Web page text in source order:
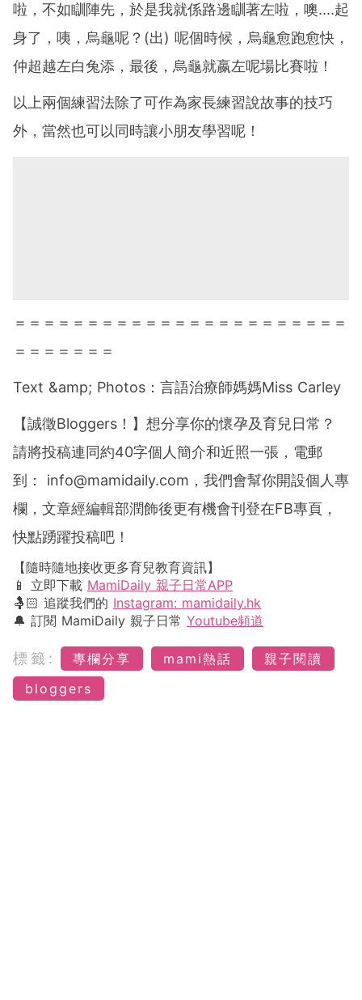
啦，不如瞓陣先，於是我就係路邊瞓著左啦，噢....起
身了，咦，烏龜呢？(出) 呢個時候，烏龜愈跑愈快，
仲超越左白兔添，最後，烏龜就嬴左呢場比賽啦！
以上兩個練習法除了可作為家長練習說故事的技巧
外，當然也可以同時讓小朋友學習呢！
＝＝＝＝＝＝＝＝＝＝＝＝＝＝＝＝＝＝＝＝＝＝＝
＝＝＝＝＝＝＝
Text &amp; Photos：言語治療師媽媽Miss Carley
【誠徵Bloggers！】想分享你的懷孕及育兒日常？
請將投稿連同約40字個人簡介和近照一張，電郵
到： info@mamidaily.com ，我們會幫你開設個人專
欄，文章經編輯部潤飾後更有機會刊登在FB專頁，
快點踴躍投稿吧！
【隨時隨地接收更多育兒教育資訊】
📱 立即下載 MamiDaily 親子日常APP
🤱🏻 追蹤我們的 Instagram: mamidaily.hk
🔔 訂閱 MamiDaily 親子日常 Youtube頻道
標籤: 專欄分享 mami熱話
親子閱讀
bloggers